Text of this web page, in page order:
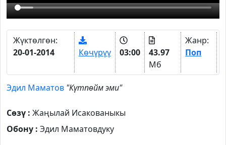
Жүктөлгөн:
20-01-2014
Көчүрүү 03:00
43.97
Мб
Жанр:
Поп
Эдил Маматов "Күтпөйм эми"
Сөзү : Жаңылай Исакованыкы
Обону : Эдил Маматовдуку